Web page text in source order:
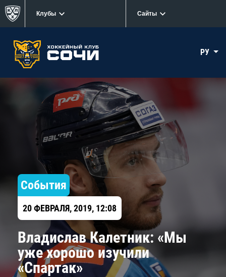
Клубы Сайты
РУ
События
20 ФЕВРАЛЯ, 2019, 12:08
Владислав Калетник: «Мы
уже хорошо изучили
«Спартак»